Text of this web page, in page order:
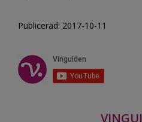
Publicerad: 2017-10-11